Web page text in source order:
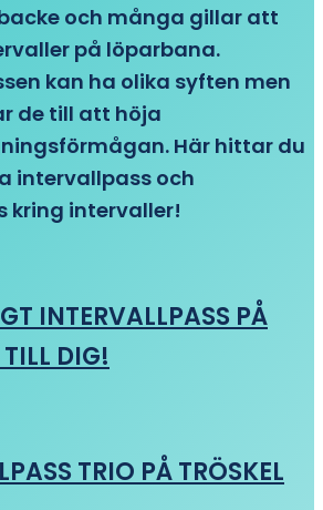
och många gillar att
på löparbana.
kan ha olika syften men
de till att höja
Här hittar du
intervallpass och
kring intervaller!
INTERVALLPASS PÅ
DIG!
TRIO PÅ TRÖSKEL